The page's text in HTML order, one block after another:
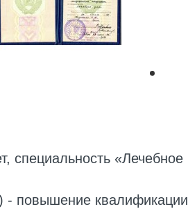
специальность «Лечебное
- повышение квалификации